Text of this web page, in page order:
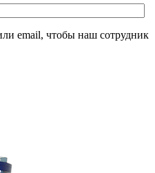
email, чтобы наш сотрудник